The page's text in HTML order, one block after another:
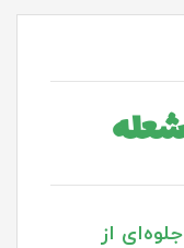
از